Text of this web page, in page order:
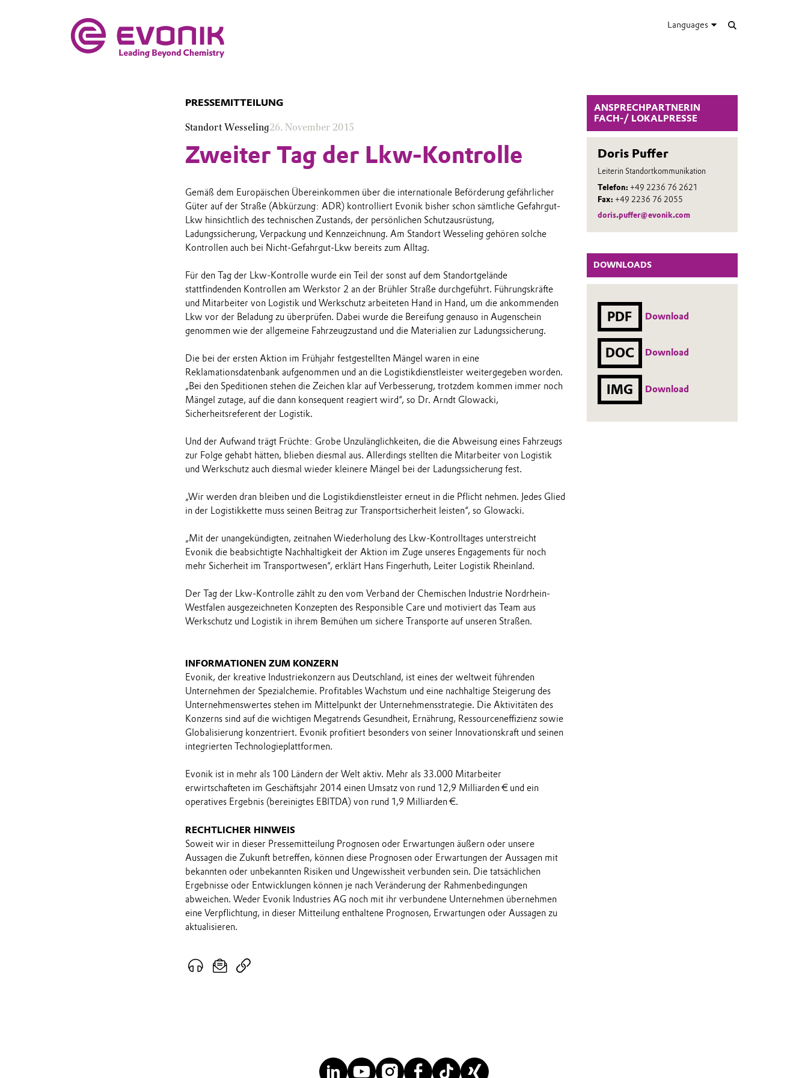
Languages
ANSPRECHPARTNERIN
FACH-/ LOKALPRESSE
Doris Puffer
Leiterin Standortkommunikation
Telefon: +49 2236 76 2621
Fax: +49 2236 76 2055
doris.puffer@evonik.com
DOWNLOADS
PDF Download
DOC Download
IMG Download
PRESSEMITTEILUNG
Standort Wesseling26. November 2015
Zweiter Tag der Lkw-Kontrolle
Gemäß dem Europäischen Übereinkommen über die internationale Beförderung gefährlicher
Güter auf der Straße (Abkürzung: ADR) kontrolliert Evonik bisher schon sämtliche Gefahrgut-
Lkw hinsichtlich des technischen Zustands, der persönlichen Schutzausrüstung,
Ladungssicherung, Verpackung und Kennzeichnung. Am Standort Wesseling gehören solche
Kontrollen auch bei Nicht-Gefahrgut-Lkw bereits zum Alltag.
Für den Tag der Lkw-Kontrolle wurde ein Teil der sonst auf dem Standortgelände
stattfindenden Kontrollen am Werkstor 2 an der Brühler Straße durchgeführt. Führungskräfte
und Mitarbeiter von Logistik und Werkschutz arbeiteten Hand in Hand, um die ankommenden
Lkw vor der Beladung zu überprüfen. Dabei wurde die Bereifung genauso in Augenschein
genommen wie der allgemeine Fahrzeugzustand und die Materialien zur Ladungssicherung.
Die bei der ersten Aktion im Frühjahr festgestellten Mängel waren in eine
Reklamationsdatenbank aufgenommen und an die Logistikdienstleister weitergegeben worden.
„Bei den Speditionen stehen die Zeichen klar auf Verbesserung, trotzdem kommen immer noch
Mängel zutage, auf die dann konsequent reagiert wird“, so Dr. Arndt Glowacki,
Sicherheitsreferent der Logistik.
Und der Aufwand trägt Früchte: Grobe Unzulänglichkeiten, die die Abweisung eines Fahrzeugs
zur Folge gehabt hätten, blieben diesmal aus. Allerdings stellten die Mitarbeiter von Logistik
und Werkschutz auch diesmal wieder kleinere Mängel bei der Ladungssicherung fest.
„Wir werden dran bleiben und die Logistikdienstleister erneut in die Pflicht nehmen. Jedes Glied
in der Logistikkette muss seinen Beitrag zur Transportsicherheit leisten“, so Glowacki.
„Mit der unangekündigten, zeitnahen Wiederholung des Lkw-Kontrolltages unterstreicht
Evonik die beabsichtigte Nachhaltigkeit der Aktion im Zuge unseres Engagements für noch
mehr Sicherheit im Transportwesen“, erklärt Hans Fingerhuth, Leiter Logistik Rheinland.
Der Tag der Lkw-Kontrolle zählt zu den vom Verband der Chemischen Industrie Nordrhein-
Westfalen ausgezeichneten Konzepten des Responsible Care und motiviert das Team aus
Werkschutz und Logistik in ihrem Bemühen um sichere Transporte auf unseren Straßen.
INFORMATIONEN ZUM KONZERN
Evonik, der kreative Industriekonzern aus Deutschland, ist eines der weltweit führenden
Unternehmen der Spezialchemie. Profitables Wachstum und eine nachhaltige Steigerung des
Unternehmenswertes stehen im Mittelpunkt der Unternehmensstrategie. Die Aktivitäten des
Konzerns sind auf die wichtigen Megatrends Gesundheit, Ernährung, Ressourceneffizienz sowie
Globalisierung konzentriert. Evonik profitiert besonders von seiner Innovationskraft und seinen
integrierten Technologieplattformen.
Evonik ist in mehr als 100 Ländern der Welt aktiv. Mehr als 33.000 Mitarbeiter
erwirtschafteten im Geschäftsjahr 2014 einen Umsatz von rund 12,9 Milliarden € und ein
operatives Ergebnis (bereinigtes EBITDA) von rund 1,9 Milliarden €.
RECHTLICHER HINWEIS
Soweit wir in dieser Pressemitteilung Prognosen oder Erwartungen äußern oder unsere
Aussagen die Zukunft betreffen, können diese Prognosen oder Erwartungen der Aussagen mit
bekannten oder unbekannten Risiken und Ungewissheit verbunden sein. Die tatsächlichen
Ergebnisse oder Entwicklungen können je nach Veränderung der Rahmenbedingungen
abweichen. Weder Evonik Industries AG noch mit ihr verbundene Unternehmen übernehmen
eine Verpflichtung, in dieser Mitteilung enthaltene Prognosen, Erwartungen oder Aussagen zu
aktualisieren.